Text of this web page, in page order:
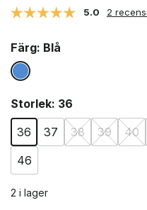
5.0 2
Färg: Blå
Storlek: 36
36
37 38 39 40
46
2 i lager